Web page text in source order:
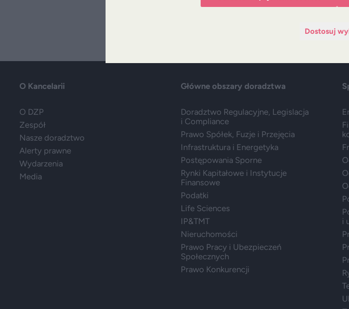
Bądź na
O Kancelarii
O DZP
Zespół
Nasze doradztwo
Alerty prawne
Wydarzenia
Media
Główne obszary doradztwa
Doradztwo Regulacyjne, Legislacja
i Compliance
Prawo Spółek, Fuzje i Przejęcia
Infrastruktura i Energetyka
Postępowania Sporne
Rynki Kapitałowe i Instytucje
Finansowe
Podatki
Life Sciences
IP&TMT
Nieruchomości
Prawo Pracy i Ubezpieczeń
Społecznych
Prawo Konkurencji
i
Dostosuj